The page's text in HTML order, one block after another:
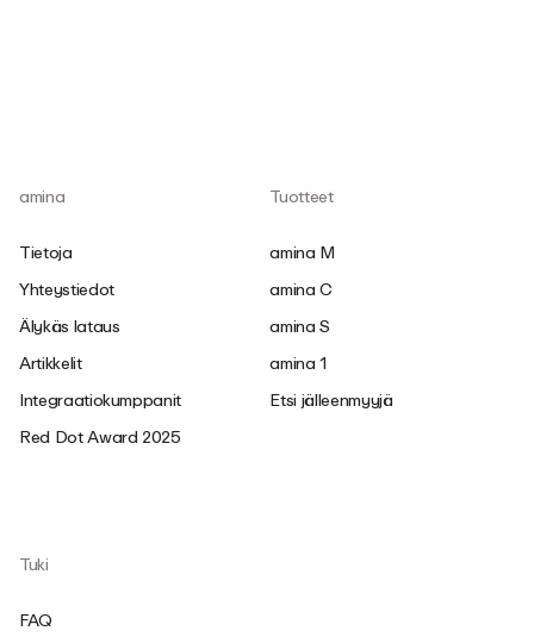
amina
Tietoja
Yhteystiedot
Älykäs lataus
Artikkelit
Integraatiokumppanit
Red Dot Award 2025
Tuotteet
amina M
amina C
amina S
amina 1
Etsi jälleenmyyjä
Tuki
FAQ